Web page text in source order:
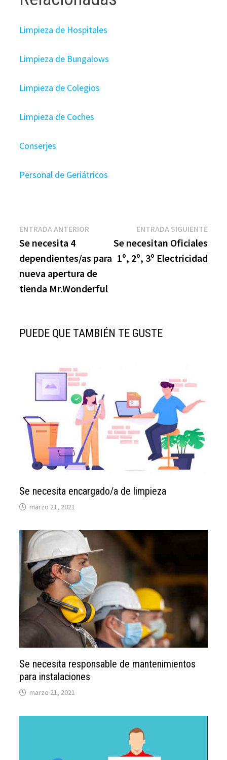
Limpieza de Hospitales
Limpieza de Bungalows
Limpieza de Colegios
Limpieza de Coches
Conserjes
Personal de Geriátricos
Navegación
de
entradas
ENTRADA ANTERIOREntrada
anterior:
Se necesita 4
dependientes/as para
nueva apertura de
tienda Mr.Wonderful
ENTRADA SIGUIENTE
Se necesitan Oficiales
1º, 2º, 3º Electricidad
PUEDE QUE TAMBIÉN TE GUSTE
Se necesita encargado/a de limpieza
marzo 21, 2021
Se necesita responsable de mantenimientos
para instalaciones
marzo 21, 2021